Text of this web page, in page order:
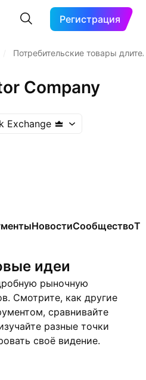
Регистрация
Потребительские товары
Company
Exchange
НовостиСообщество
идеи
рыночную
Смотрите, как другие
сравнивайте
разные точки
своё видение.